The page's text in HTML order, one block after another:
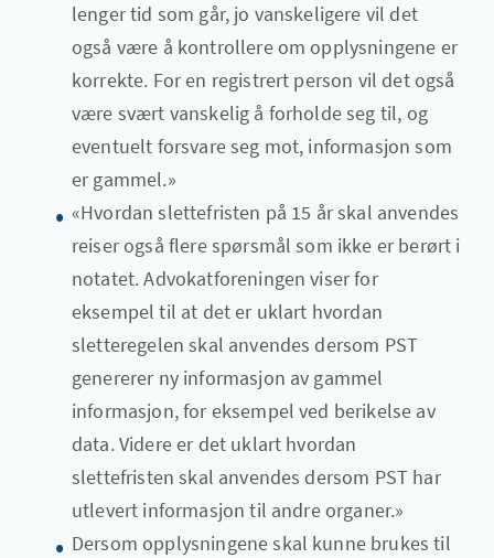
lenger tid som går, jo vanskeligere vil det
også være å kontrollere om opplysningene er
korrekte. For en registrert person vil det også
være svært vanskelig å forholde seg til, og
eventuelt forsvare seg mot, informasjon som
er gammel.»
«Hvordan slettefristen på 15 år skal anvendes
reiser også flere spørsmål som ikke er berørt i
notatet. Advokatforeningen viser for
eksempel til at det er uklart hvordan
sletteregelen skal anvendes dersom PST
genererer ny informasjon av gammel
informasjon, for eksempel ved berikelse av
data. Videre er det uklart hvordan
slettefristen skal anvendes dersom PST har
utlevert informasjon til andre organer.»
Dersom opplysningene skal kunne brukes til